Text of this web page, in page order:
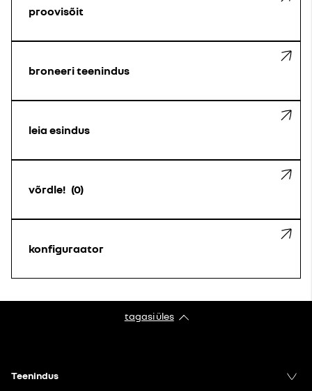
proovisõit
broneeri teenindus
leia esindus
võrdle! 0
konfiguraator
tagasi üles
Teenindus